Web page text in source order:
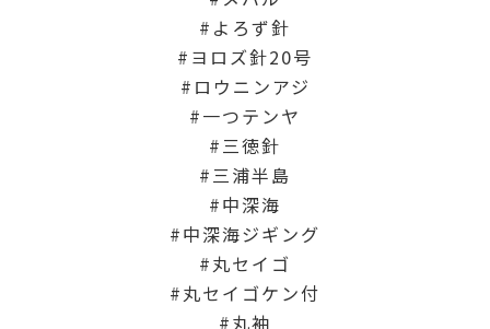
よろず針
ヨロズ針20号
ロウニンアジ
一つテンヤ
三徳針
三浦半島
中深海
中深海ジギング
丸セイゴ
丸セイゴケン付
丸袖